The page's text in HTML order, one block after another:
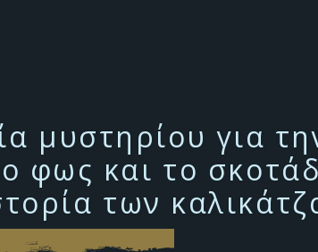
μυστηρίου για
φως και το
των